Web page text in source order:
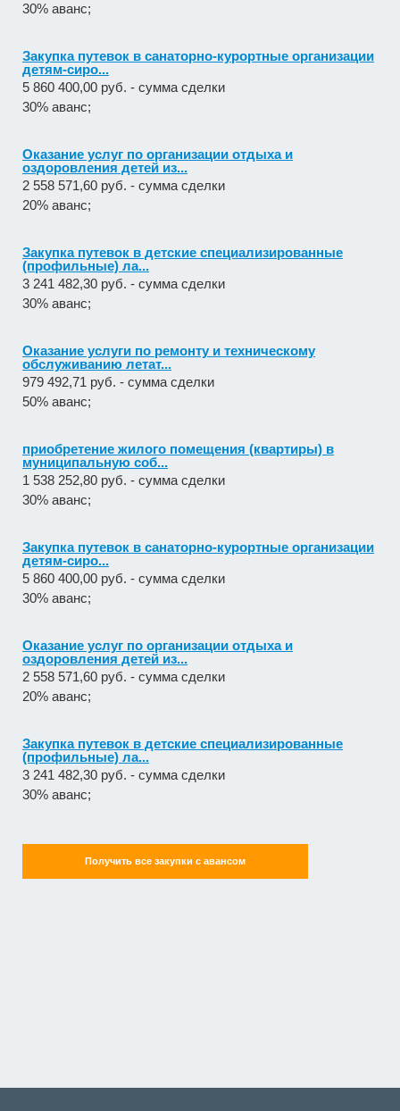
30% аванс;
Закупка путевок в санаторно-курортные организации
детям-сиро...
5 860 400,00 руб. - сумма сделки
30% аванс;
Оказание услуг по организации отдыха и
оздоровления детей из...
2 558 571,60 руб. - сумма сделки
20% аванс;
Закупка путевок в детские специализированные
(профильные) ла...
3 241 482,30 руб. - сумма сделки
30% аванс;
Оказание услуги по ремонту и техническому
обслуживанию летат...
979 492,71 руб. - сумма сделки
50% аванс;
приобретение жилого помещения (квартиры) в
муниципальную соб...
1 538 252,80 руб. - сумма сделки
30% аванс;
Закупка путевок в санаторно-курортные организации
детям-сиро...
5 860 400,00 руб. - сумма сделки
30% аванс;
Оказание услуг по организации отдыха и
оздоровления детей из...
2 558 571,60 руб. - сумма сделки
20% аванс;
Закупка путевок в детские специализированные
(профильные) ла...
3 241 482,30 руб. - сумма сделки
30% аванс;
Получить все закупки с авансом